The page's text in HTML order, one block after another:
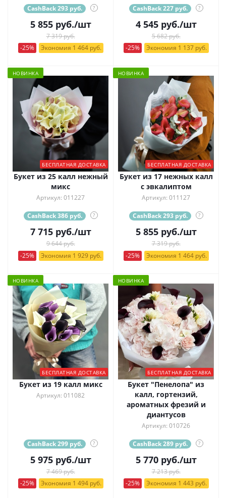
CashBack 293 руб. ?
5 855руб./шт
7 319 руб.
-25%
Экономия 1 464 руб.
CashBack 227 руб. ?
4 545руб./шт
5 682 руб.
-25%
Экономия 1 137 руб.
НОВИНКА
БЕСПЛАТНАЯ ДОСТАВКА
Букет из 25 калл нежный
микс
Артикул: 011227
CashBack 386 руб. ?
7 715руб./шт
9 644 руб.
-25%
Экономия 1 929 руб.
НОВИНКА
БЕСПЛАТНАЯ ДОСТАВКА
Букет из 17 нежных калл
с эвкалиптом
Артикул: 011127
CashBack 293 руб. ?
5 855руб./шт
7 319 руб.
-25%
Экономия 1 464 руб.
НОВИНКА
БЕСПЛАТНАЯ ДОСТАВКА
Букет из 19 калл микс
Артикул: 011082
CashBack 299 руб. ?
5 975руб./шт
7 469 руб.
-25%
Экономия 1 494 руб.
НОВИНКА
БЕСПЛАТНАЯ ДОСТАВКА
Букет "Пенелопа" из
калл, гортензий,
ароматных фрезий и
диантусов
Артикул: 010726
CashBack 289 руб. ?
5 770руб./шт
7 213 руб.
-25%
Экономия 1 443 руб.